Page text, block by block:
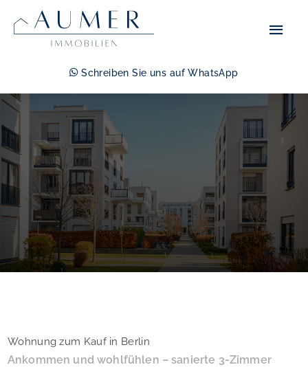
Schreiben Sie uns auf WhatsApp
Wohnung zum Kauf in Berlin
Ankommen und wohlfühlen – sanierte 3-Zimmer